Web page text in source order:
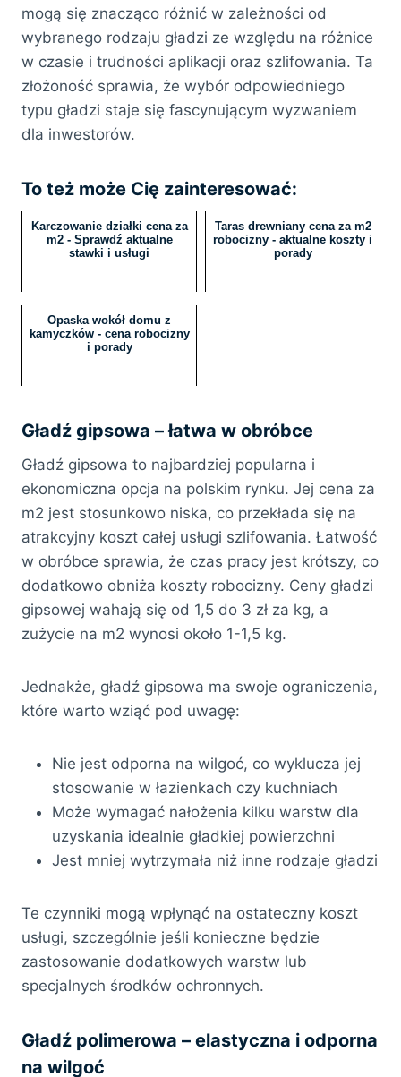
mogą się znacząco różnić w zależności od
wybranego rodzaju gładzi ze względu na różnice
w czasie i trudności aplikacji oraz szlifowania. Ta
złożoność sprawia, że wybór odpowiedniego
typu gładzi staje się fascynującym wyzwaniem
dla inwestorów.
To też może Cię zainteresować:
Karczowanie działki cena za
m2 - Sprawdź aktualne
stawki i usługi
Taras drewniany cena za m2
robocizny - aktualne koszty i
porady
Opaska wokół domu z
kamyczków - cena robocizny
i porady
Gładź gipsowa – łatwa w obróbce
Gładź gipsowa to najbardziej popularna i
ekonomiczna opcja na polskim rynku. Jej cena za
m2 jest stosunkowo niska, co przekłada się na
atrakcyjny koszt całej usługi szlifowania. Łatwość
w obróbce sprawia, że czas pracy jest krótszy, co
dodatkowo obniża koszty robocizny. Ceny gładzi
gipsowej wahają się od 1,5 do 3 zł za kg, a
zużycie na m2 wynosi około 1-1,5 kg.
Jednakże, gładź gipsowa ma swoje ograniczenia,
które warto wziąć pod uwagę:
Nie jest odporna na wilgoć, co wyklucza jej
stosowanie w łazienkach czy kuchniach
Może wymagać nałożenia kilku warstw dla
uzyskania idealnie gładkiej powierzchni
Jest mniej wytrzymała niż inne rodzaje gładzi
Te czynniki mogą wpłynąć na ostateczny koszt
usługi, szczególnie jeśli konieczne będzie
zastosowanie dodatkowych warstw lub
specjalnych środków ochronnych.
Gładź polimerowa – elastyczna i odporna
na wilgoć